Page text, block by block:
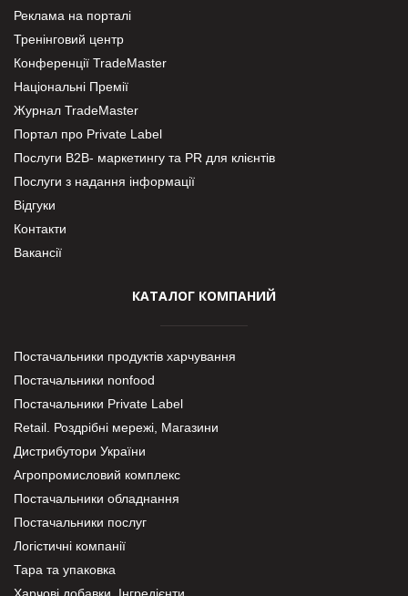
Реклама на порталі
Тренінговий центр
Конференції TradeMaster
Національні Премії
Журнал TradeMaster
Портал про Private Label
Послуги В2В- маркетингу та PR для клієнтів
Послуги з надання інформації
Відгуки
Контакти
Вакансії
КАТАЛОГ КОМПАНИЙ
Постачальники продуктів харчування
Постачальники nonfood
Постачальники Private Label
Retail. Роздрібні мережі, Магазини
Дистрибутори України
Агропромисловий комплекс
Постачальники обладнання
Постачальники послуг
Логістичні компанії
Тара та упаковка